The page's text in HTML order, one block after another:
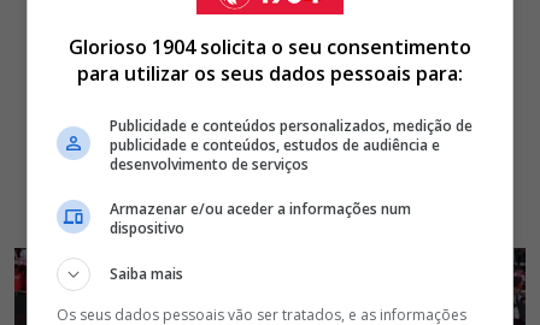
Glorioso 1904 solicita o seu consentimento
para utilizar os seus dados pessoais para:
Publicidade e conteúdos personalizados, medição de
publicidade e conteúdos, estudos de audiência e
desenvolvimento de serviços
Armazenar e/ou aceder a informações num
dispositivo
Saiba mais
Os seus dados pessoais vão ser tratados, e as informações